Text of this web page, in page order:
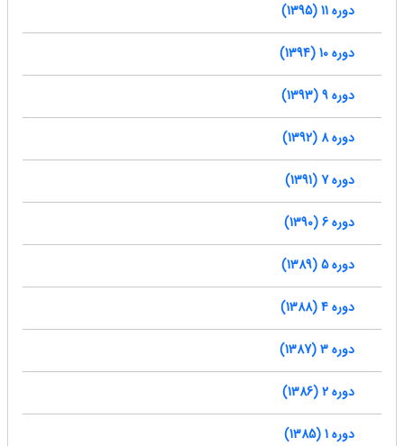
دوره 11 (1395)
دوره 10 (1394)
دوره 9 (1393)
دوره 8 (1392)
دوره 7 (1391)
دوره 6 (1390)
دوره 5 (1389)
دوره 4 (1388)
دوره 3 (1387)
دوره 2 (1386)
دوره 1 (1385)